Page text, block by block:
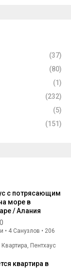
(37)
(80)
(1)
(232)
(5)
(151)
с потрясающим
море в
/ Алания
• 4 Санузлов • 206
Пентхаус
квартира в